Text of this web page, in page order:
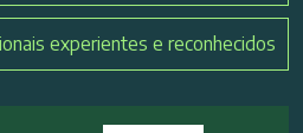
experientes e reconhecidos